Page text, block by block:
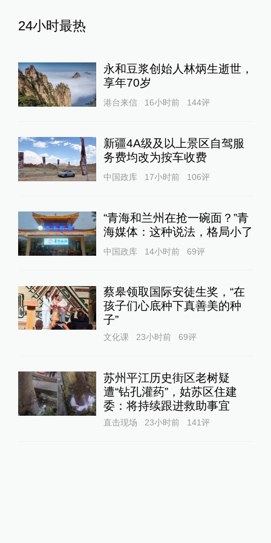
24小时最热
永和豆浆创始人林炳生逝世，
享年70岁
港台来信 16小时前 144评
新疆4A级及以上景区自驾服
务费均改为按车收费
中国政库 17小时前 106评
“青海和兰州在抢一碗面？”青
海媒体：这种说法，格局小了
中国政库 14小时前 69评
蔡皋领取国际安徒生奖，“在
孩子们心底种下真善美的种
子”
文化课 23小时前 69评
苏州平江历史街区老树疑
遭“钻孔灌药”，姑苏区住建
委：将持续跟进救助事宜
直击现场 23小时前 141评